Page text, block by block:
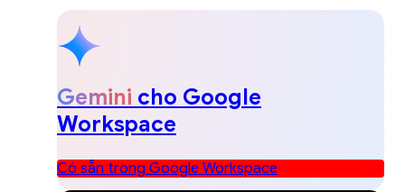
Gemini cho Google
Workspace
Có sẵn trong Google Workspace